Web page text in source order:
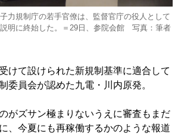
力規制庁の若手官僚は、監督官庁の役人として
明に終始した。＝29日、参院会館 写真：筆者
けて設けられた新規制基準に適合して
委員会が認めた九電・川内原発。
がズサン極まりないうえに審査もまだ
、今夏にも再稼働するかのような報道